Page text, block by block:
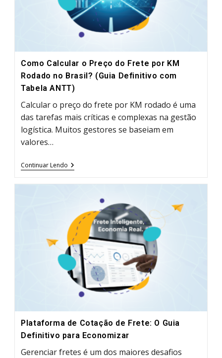
Como Calcular o Preço do Frete por KM
Rodado no Brasil? (Guia Definitivo com
Tabela ANTT)
Calcular o preço do frete por KM rodado é uma
das tarefas mais críticas e complexas na gestão
logística. Muitos gestores se baseiam em
valores…
Continuar Lendo Como
Calcular
Por
KM
Rodado
No
Brasil?
(Guia
Definitivo
Com
Tabela
ANTT)
Plataforma de Cotação de Frete: O Guia
Definitivo para Economizar
Gerenciar fretes é um dos maiores desafios